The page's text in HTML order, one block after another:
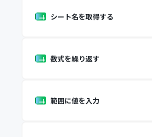
シート名を取得する
数式を繰り返す
範囲に値を入力